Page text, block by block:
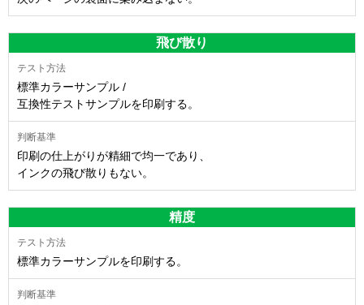
飛び散り
標準カラーサンプル /
互換性テストサンプルを印刷する。
印刷の仕上がりが精細で均一であり、
インクの飛び散りもない。
精度
標準カラーサンプルを印刷する。